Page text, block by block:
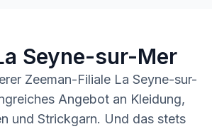
Seyne-sur-Mer
Zeeman-Filiale La Seyne-sur-
Angebot an Kleidung,
und Strickgarn. Und das stets